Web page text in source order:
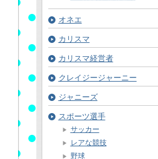
オネエ
カリスマ
カリスマ経営者
クレイジージャーニー
ジャニーズ
スポーツ選手
サッカー
レアな競技
野球